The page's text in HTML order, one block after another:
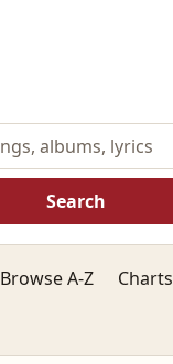
Search
Browse A-Z Charts